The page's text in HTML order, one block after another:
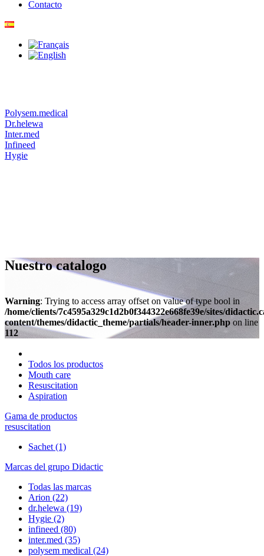
Contacto
Polysem.medical
Dr.helewa
Inter.med
Infineed
Hygie
Nuestro catalogo
Warning: Trying to access array offset on value of type bool in
/home/clients/7c4595a329c1d2b0f344322e668fe39e/sites/
content/themes/didactic_theme/partials/header-inner.php on line
112
Todos los productos
Mouth care
Resuscitation
Aspiration
Gama de productos
resuscitation
Sachet (1)
Marcas del grupo Didactic
Todas las marcas
Arion (22)
dr.helewa (19)
Hygie (2)
infineed (80)
inter.med (35)
polysem medical (24)